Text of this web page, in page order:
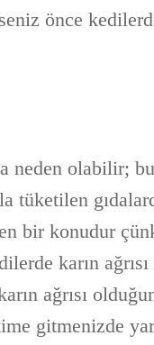
önce
neden olabilir;
tüketilen
bir konudur
karın
ağrısı
gitmenizde